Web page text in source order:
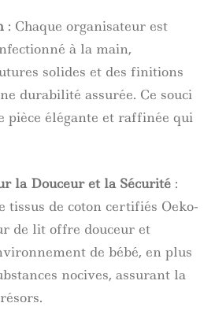
: Chaque organisateur est
à la main,
solides et des finitions
durabilité assurée. Ce souci
pièce élégante et raffinée qui
la Douceur et la Sécurité :
tissus de coton certifiés Oeko-
de lit offre douceur et
de bébé, en plus
nocives, assurant la